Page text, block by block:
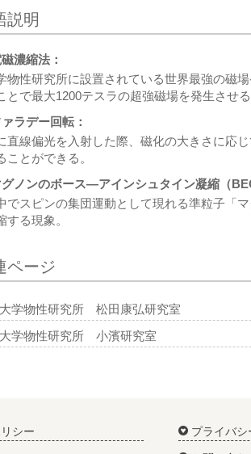
説明
濃縮法：
物性研究所に設置されている世界最強の磁
とで最大1200テスラの超強磁場を発生させる
ラデー回転：
直線偏光を入射した際、磁化の大きさに応
ことができる。
ノンのボース―アインシュタイン凝縮（
でスピンの集団運動として現れる準粒子「
する現象。
ページ
学物性研究所 松田康弘研究室
学物性研究所 小濱研究室
シー プライバシ